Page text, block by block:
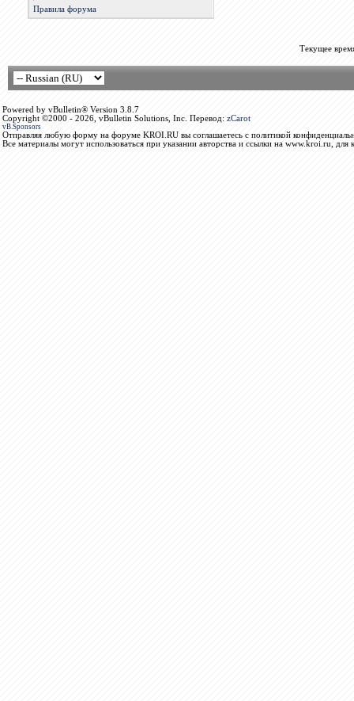
Правила форума
Текущее
Powered by vBulletin® Version 3.8.7
Copyright ©2000 - 2026, vBulletin Solutions, Inc. Перевод: zCarot
vB.Sponsors
Отправляя любую форму на форуме KROI.RU вы соглашаетесь с политикой
Все материалы могут использоваться при указании авторства и ссылки на www.kroi.ru, для